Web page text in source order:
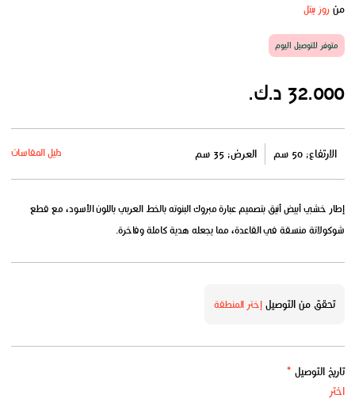
منروز بيتل
متوفر للتوصيل اليوم
32.000 د.ك.
الارتفاع: 50 سم العرض: 35 سم دليل المقاسات
إطار خشبي أبيض أنيق بتصميم عبارة مبروك البنوته بالخط العربي باللون الأسود، مع قطع
شوكولاتة منسقة في القاعدة، مما يجعله هدية كاملة وفاخرة.
تحقق من التوصيلإختر المنطقة
تاريخ التوصيل *